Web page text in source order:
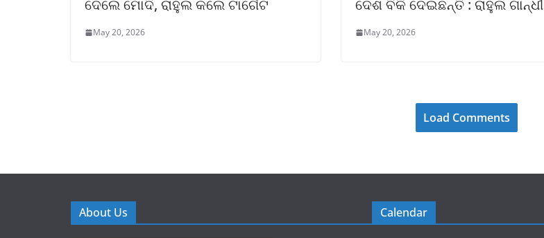
ଦେଲେ ମୋଦି, ରାହୁଲ କଲେ ଟାର୍ଗେଟ
May 20, 2026
ଦେଶ ବିକି ଦେଇଛନ୍ତି : ରାହୁଲ ଗାନ୍ଧୀ
May 20, 2026
Load Comments
About Us Calendar